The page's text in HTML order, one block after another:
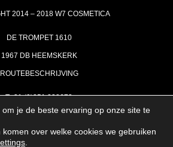
2014 – 2018 W7 COSMETICA
DE TROMPET 1610
1967 DB HEEMSKERK
ROUTEBESCHRIJVING
T+31 (0)251 238673
DI | DO VAN 09:00 – 17:00
je de beste ervaring op onze site te
over welke cookies we gebruiken